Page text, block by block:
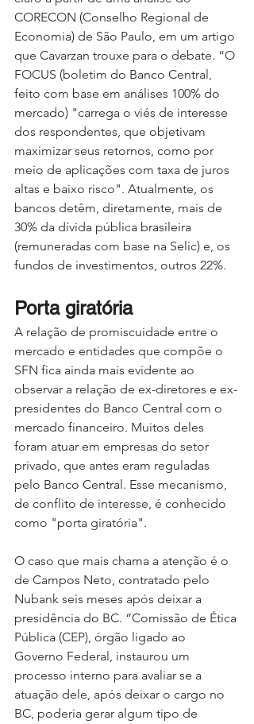
CORECON (Conselho Regional de
Economia) de São Paulo, em um artigo
que Cavarzan trouxe para o debate. “O
FOCUS (boletim do Banco Central,
feito com base em análises 100% do
mercado) "carrega o viés de interesse
dos respondentes, que objetivam
maximizar seus retornos, como por
meio de aplicações com taxa de juros
altas e baixo risco". Atualmente, os
bancos detêm, diretamente, mais de
30% da dívida pública brasileira
(remuneradas com base na Selic) e, os
fundos de investimentos, outros 22%.
Porta giratória
A relação de promiscuidade entre o
mercado e entidades que compõe o
SFN fica ainda mais evidente ao
observar a relação de ex-diretores e ex-
presidentes do Banco Central com o
mercado financeiro. Muitos deles
foram atuar em empresas do setor
privado, que antes eram reguladas
pelo Banco Central. Esse mecanismo,
de conflito de interesse, é conhecido
como "porta giratória".
O caso que mais chama a atenção é o
de Campos Neto, contratado pelo
Nubank seis meses após deixar a
presidência do BC. “Comissão de Ética
Pública (CEP), órgão ligado ao
Governo Federal, instaurou um
processo interno para avaliar se a
atuação dele, após deixar o cargo no
BC, poderia gerar algum tipo de